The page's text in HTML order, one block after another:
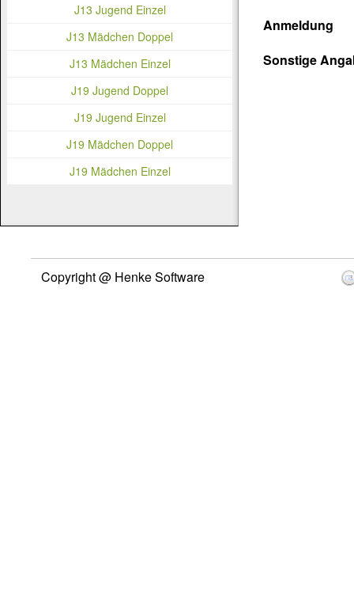
Anmeldung
Sonstige
J13 Jugend Einzel
J13 Mädchen Doppel
J13 Mädchen Einzel
J19 Jugend Doppel
J19 Jugend Einzel
J19 Mädchen Doppel
J19 Mädchen Einzel
Copyright @ Henke Software